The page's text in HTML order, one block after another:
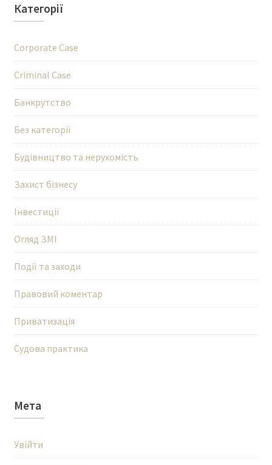
Категорії
Corporate Case
Criminal Case
Банкрутство
Без категорії
Будівництво та нерухомість
Захист бізнесу
Інвестиції
Огляд ЗМІ
Події та заходи
Правовий коментар
Приватизація
Судова практика
Мета
Увійти